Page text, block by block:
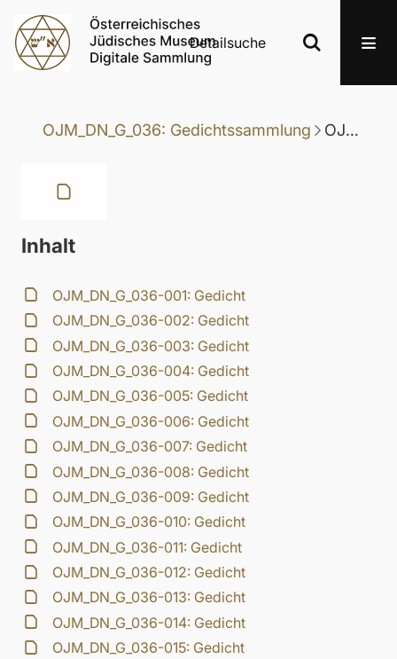
Detailsuche
OJM_DN_G_036: Gedichtssammlung OJM_DN_G_036-141: Gedicht
Inhalt
OJM_DN_G_036-001: Gedicht
OJM_DN_G_036-002: Gedicht
OJM_DN_G_036-003: Gedicht
OJM_DN_G_036-004: Gedicht
OJM_DN_G_036-005: Gedicht
OJM_DN_G_036-006: Gedicht
OJM_DN_G_036-007: Gedicht
OJM_DN_G_036-008: Gedicht
OJM_DN_G_036-009: Gedicht
OJM_DN_G_036-010: Gedicht
OJM_DN_G_036-011: Gedicht
OJM_DN_G_036-012: Gedicht
OJM_DN_G_036-013: Gedicht
OJM_DN_G_036-014: Gedicht
OJM_DN_G_036-015: Gedicht